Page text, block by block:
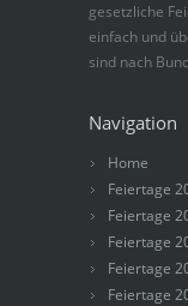
gesetzliche
einfach und
sind nach
Navigation
Home
Feiertage
Feiertage
Feiertage
Feiertage
Feiertage